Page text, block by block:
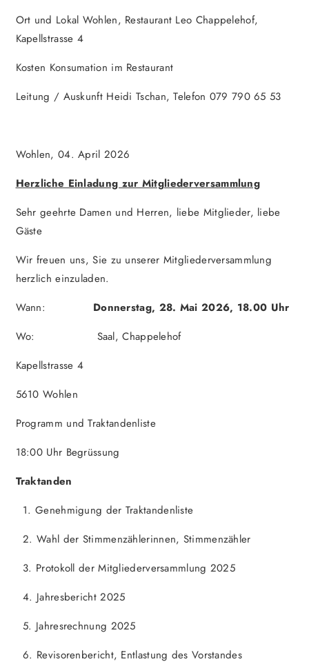
Ort und Lokal Wohlen, Restaurant Leo Chappelehof,
Kapellstrasse 4
Kosten Konsumation im Restaurant
Leitung / Auskunft Heidi Tschan, Telefon 079 790 65 53
Wohlen, 04. April 2026
Herzliche Einladung zur Mitgliederversammlung
Sehr geehrte Damen und Herren, liebe Mitglieder, liebe
Gäste
Wir freuen uns, Sie zu unserer Mitgliederversammlung
herzlich einzuladen.
Wann: Donnerstag, 28. Mai 2026, 18.00 Uhr
Wo: Saal, Chappelehof
Kapellstrasse 4
5610 Wohlen
Programm und Traktandenliste
18:00 Uhr Begrüssung
Traktanden
1. Genehmigung der Traktandenliste
2. Wahl der Stimmenzählerinnen, Stimmenzähler
3. Protokoll der Mitgliederversammlung 2025
4. Jahresbericht 2025
5. Jahresrechnung 2025
6. Revisorenbericht, Entlastung des Vorstandes